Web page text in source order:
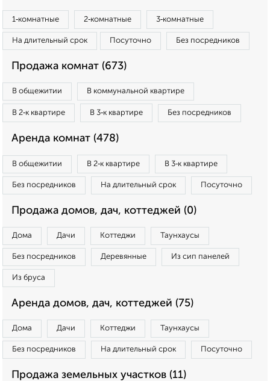
1‑комнатные 2‑комнатные 3‑комнатные
На длительный срок Посуточно Без посредников
Продажа комнат (673)
В общежитии В коммунальной квартире
В 2‑к квартире В 3‑к квартире Без посредников
Аренда комнат (478)
В общежитии В 2‑к квартире В 3‑к квартире
Без посредников На длительный срок Посуточно
Продажа домов, дач, коттеджей (0)
Дома Дачи Коттеджи Таунхаусы
Без посредников Деревянные Из сип панелей
Из бруса
Аренда домов, дач, коттеджей (75)
Дома Дачи Коттеджи Таунхаусы
Без посредников На длительный срок Посуточно
Продажа земельных участков (11)